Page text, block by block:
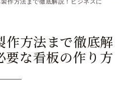
作方法まで徹底解説！ビジネスに
作方法まで徹底解
要な看板の作り方